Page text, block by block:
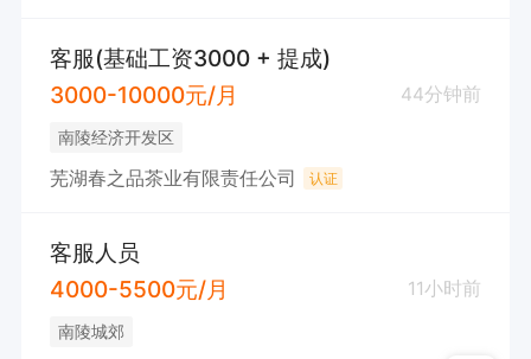
客服(基础工资3000 + 提成)
3000-10000元/月
44分钟前
南陵经济开发区
芜湖春之品茶业有限责任公司 认证
客服人员
4000-5500元/月
11小时前
南陵城郊